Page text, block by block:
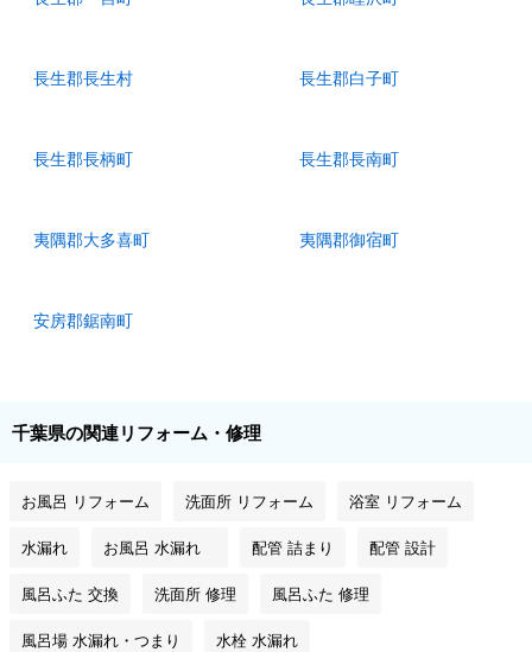
長生郡長生村 長生郡白子町
長生郡長柄町 長生郡長南町
夷隅郡大多喜町 夷隅郡御宿町
安房郡鋸南町
千葉県の関連リフォーム・修理
お風呂 リフォーム 洗面所 リフォーム 浴室 リフォーム
水漏れ お風呂 水漏れ 配管 詰まり 配管 設計
風呂ふた 交換 洗面所 修理 風呂ふた 修理
風呂場 水漏れ・つまり 水栓 水漏れ